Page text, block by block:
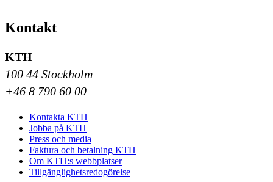
Kontakt
KTH
100 44 Stockholm
+46 8 790 60 00
Kontakta KTH
Jobba på KTH
Press och media
Faktura och betalning KTH
Om KTH:s webbplatser
Tillgänglighetsredogörelse